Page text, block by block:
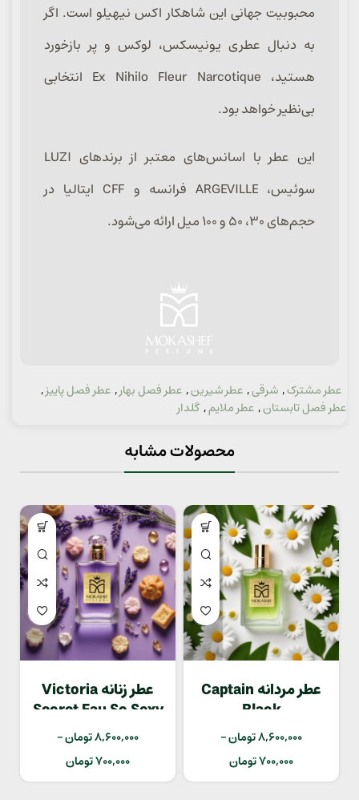
محبوبیت جهانی این شاهکار اکس نیهیلو است. اگر
به دنبال عطری یونیسکس، لوکس و پر بازخورد
هستید، Ex Nihilo Fleur Narcotique انتخابی
بی‌نظیر خواهد بود.
این عطر با اسانس‌های معتبر از برندهای LUZI
سوئیس، ARGEVILLE فرانسه و CFF ایتالیا در
حجم‌های ۳۰، ۵۰ و ۱۰۰ میل ارائه می‌شود.
عطر مشترک, شرقی, عطر شیرین, عطر فصل بهار, عطر فصل پاییز,
عطر فصل تابستان, عطر ملایم, گلدار
محصولات مشابه
عطر مردانه Captain
Black
8,600,000تومان–
700,000تومان
عطر زنانه Victoria
Secret Eau So Sexy
8,600,000تومان–
700,000تومان